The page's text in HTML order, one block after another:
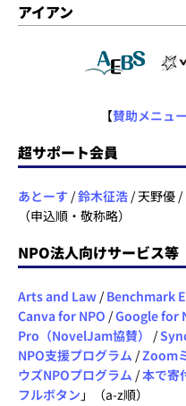
アイアン
【賛助メニュ
超サポート会員
あとーす /鈴木征浩 / 天野優
（申込順・敬称略）
NPO法人向けサービス等
Arts and Law / Benchmark
Canva for NPO /Google for
Pro（NovelJam協賛）
/
NPO支援プログラム /Zoom
ウズNPOプログラム /本で寄
フルボタン 」（a-z順）